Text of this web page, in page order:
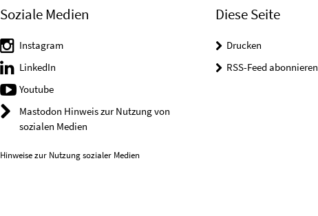
Soziale Medien
Instagram
LinkedIn
Youtube
Mastodon Hinweis zur Nutzung von
sozialen Medien
Hinweise zur Nutzung sozialer Medien
Diese Seite
Drucken
RSS-Feed abonnieren